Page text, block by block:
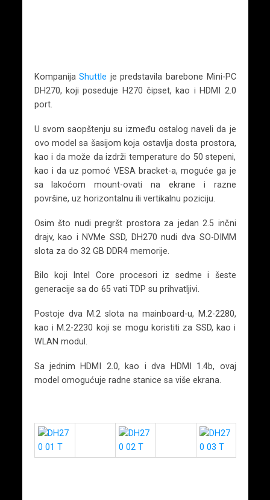
KompanijaShuttle je predstavila barebone Mini-PC
DH270, koji poseduje H270 čipset, kao i HDMI 2.0
port.
U svom saopštenju su između ostalog naveli da je
ovo model sa šasijom koja ostavlja dosta prostora,
kao i da može da izdrži temperature do 50 stepeni,
kao i da uz pomoć VESA bracket-a, moguće ga je
sa lakoćom mount-ovati na ekrane i razne
površine, uz horizontalnu ili vertikalnu poziciju.
Osim što nudi pregršt prostora za jedan 2.5 inčni
drajv, kao i NVMe SSD, DH270 nudi dva SO-DIMM
slota za do 32 GB DDR4 memorije.
Bilo koji Intel Core procesori iz sedme i šeste
generacije sa do 65 vati TDP su prihvatljivi.
Postoje dva M.2 slota na mainboard-u, M.2-2280,
kao i M.2-2230 koji se mogu koristiti za SSD, kao i
WLAN modul.
Sa jednim HDMI 2.0, kao i dva HDMI 1.4b, ovaj
model omogućuje radne stanice sa više ekrana.